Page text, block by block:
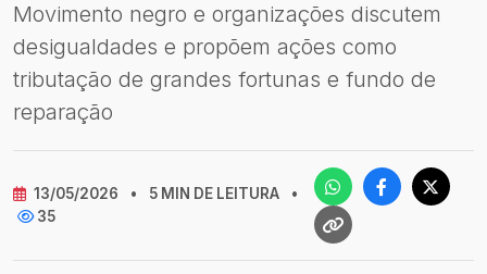
Movimento negro e organizações discutem
desigualdades e propõem ações como
tributação de grandes fortunas e fundo de
reparação
13/05/2026 • 5 MIN DE LEITURA
•
35